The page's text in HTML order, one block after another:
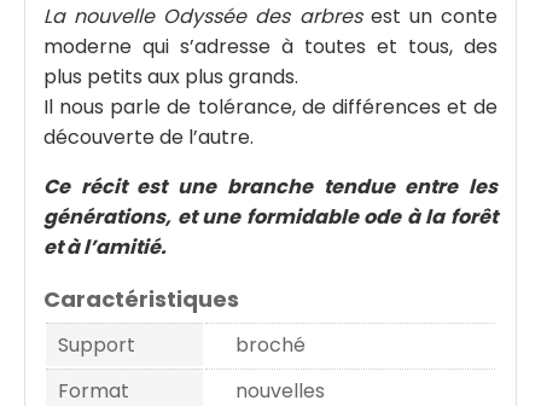
La nouvelle Odyssée des arbresest un conte
moderne qui s’adresse à toutes et tous, des
plus petits aux plus grands.
Il nous parle de tolérance, de différences et de
découverte de l’autre.
Ce récit est une branche tendue entre les
générations, et une formidable ode à la forêt
et à l’amitié.
Caractéristiques
Support
broché
Format
nouvelles